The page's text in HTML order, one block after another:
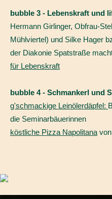
bubble 3 - Lebenskraft und
Hermann Girlinger, Obfrau-
Mühlviertel) und Silke Hager
der Diakonie Spatstraße
für Lebenskraft
bubble 4 - Schmankerl und
g'schmackige Leinölerdäpfel:
die Seminarbäuerinnen
köstliche Pizza Napolitana